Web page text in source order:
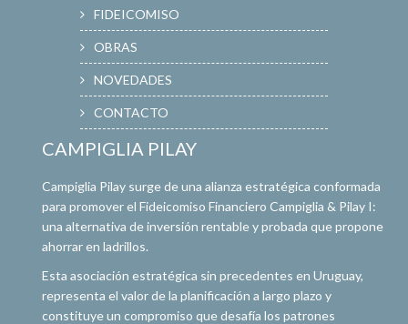
FIDEICOMISO
OBRAS
NOVEDADES
CONTACTO
CAMPIGLIA PILAY
Campiglia Pilay surge de una alianza estratégica conformada
para promover el Fideicomiso Financiero Campiglia & Pilay I:
una alternativa de inversión rentable y probada que propone
ahorrar en ladrillos.
Esta asociación estratégica sin precedentes en Uruguay,
representa el valor de la planificación a largo plazo y
constituye un compromiso que desafía los patrones